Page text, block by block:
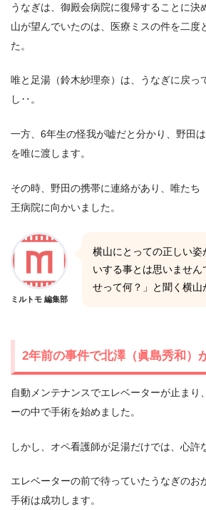
うなぎは、御殿会病院に復帰することに決
山が望んでいたのは、医療ミスの件を二度
た。
唯と足湯（鈴木紗理奈）は、うなぎに戻っ
し‥。
一方、6年生の怪我が嘘だと分かり、野田
を唯に渡します。
その時、野田の携帯に連絡があり、唯たち
王病院に向かいました。
ミルトモ 編集部
横山にとっての正しい
いする事とは思いませ
せって何？」と聞く横山
2年前の事件で北澤（眞島秀和）
自動メンテナンスでエレベーターが止まり
ーの中で手術を始めました。
しかし、オペ看護師が足湯だけでは、心許
エレベーターの前で待っていたうなぎのお
手術は成功します。